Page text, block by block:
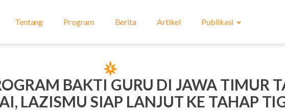
Tentang Program Berita Artikel Publikasi
BAKTI GURU DI JAWA TIMUR
LAZISMU SIAP LANJUT KE TAHAP